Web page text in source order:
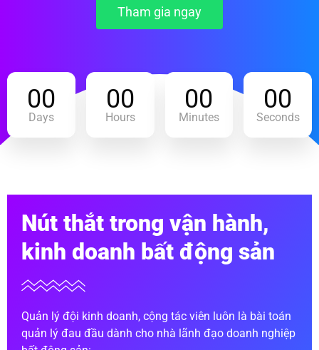
Tham gia ngay
00
Days
00
Hours
00
Minutes
00
Seconds
Nút thắt trong vận hành,
kinh doanh bất động sản
Quản lý đội kinh doanh, cộng tác viên luôn là bài toán
quản lý đau đầu dành cho nhà lãnh đạo doanh nghiệp